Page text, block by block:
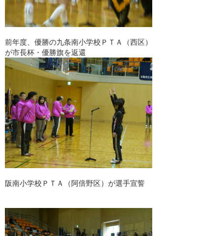
前年度、優勝の九条南小学校ＰＴＡ（西区）
が市長杯・優勝旗を返還
阪南小学校ＰＴＡ（阿倍野区）が選手宣誓